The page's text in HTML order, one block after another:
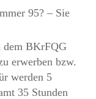
95? – Sie
dem BKrFQG
erwerben bzw.
werden 5
35 Stunden